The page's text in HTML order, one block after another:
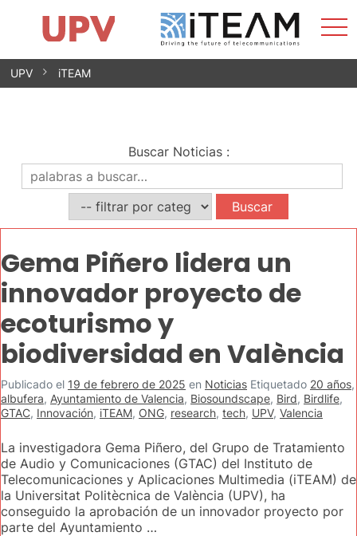
Saltar
Impacto
Grupos de investigación
Instalaciones
Spin-offs
Contacto
Prácticas
Noticias
Unidad de Igualdad
UPV iTEAM
Buscar Noticias:
Gema Piñero lidera un
innovador proyecto de
ecoturismo y
biodiversidad en València
Publicado el 19 de febrero de 2025 en Noticias Etiquetado 20 años,
albufera, Ayuntamiento de Valencia, Biosoundscape, Bird, Birdlife,
GTAC, Innovación, iTEAM, ONG, research, tech, UPV, Valencia
La investigadora Gema Piñero, del Grupo de Tratamiento
de Audio y Comunicaciones (GTAC) del Instituto de
Telecomunicaciones y Aplicaciones Multimedia (iTEAM) de
la Universitat Politècnica de València (UPV), ha
conseguido la aprobación de un innovador proyecto por
parte del Ayuntamiento …